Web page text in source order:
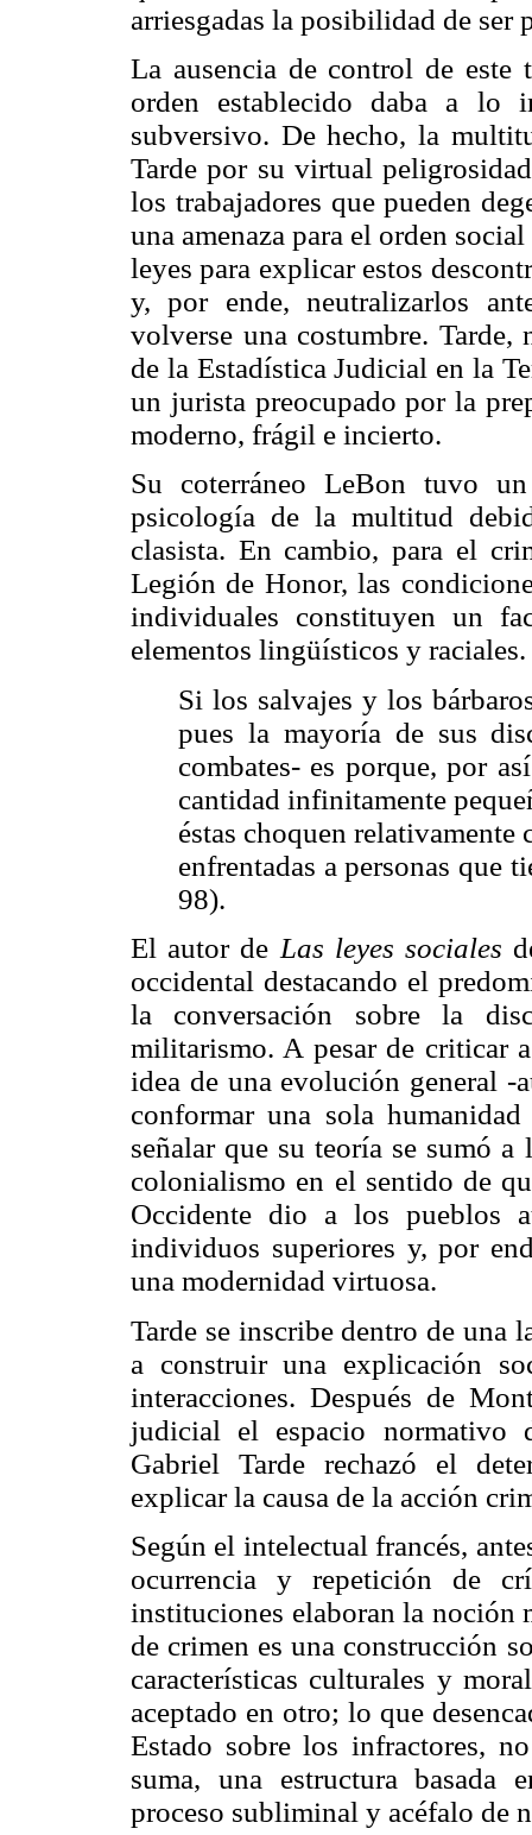
arriesgadas la posibilidad de ser
La ausencia de control de este
orden establecido daba a lo
subversivo. De hecho, la
Tarde por su virtual
los trabajadores que pueden
una amenaza para el orden
leyes para explicar estos
y, por ende, neutralizarlos
volverse una costumbre.
de la Estadística Judicial en la
un jurista preocupado por la
moderno, frágil e incierto.
Su coterráneo LeBon tuvo
psicología de la multitud
clasista. En cambio, para el
Legión de Honor, las
individuales constituyen un
elementos lingüísticos y
Si los salvajes y los
pues la mayoría de sus
combates- es porque, por
cantidad infinitamente
éstas choquen relativamente
enfrentadas a personas que
98).
El autor de Las leyes sociales
occidental destacando el
la conversación sobre la
militarismo. A pesar de criticar
idea de una evolución general -
conformar una sola
señalar que su teoría se sumó
colonialismo en el sentido de
Occidente dio a los pueblos
individuos superiores y, por
una modernidad virtuosa.
Tarde se inscribe dentro de una
a construir una explicación
interacciones. Después de
judicial el espacio normativo
Gabriel Tarde rechazó el
explicar la causa de la acción
Según el intelectual francés,
ocurrencia y repetición de
instituciones elaboran la noción
de crimen es una construcción
características culturales y
aceptado en otro; lo que
Estado sobre los infractores,
suma, una estructura basada
proceso subliminal y acéfalo de